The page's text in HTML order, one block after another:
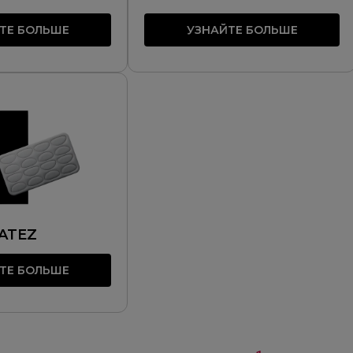
БОЛЬШЕ УЗНАЙТЕ БОЛЬШЕ
БОЛЬШЕ